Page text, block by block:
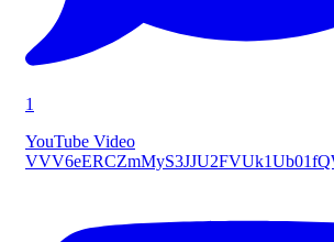
1
YouTube Video